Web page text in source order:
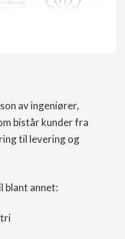
av ingeniører,
bistår kunder fra
til levering og
blant annet: